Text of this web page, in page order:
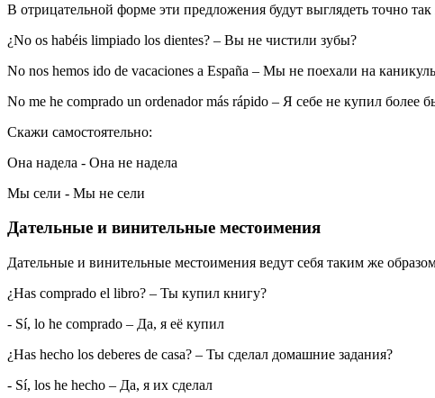
В отрицательной форме эти предложения будут выглядеть точно
¿No os habéis limpiado los dientes? – Вы не чистили зубы?
No nos hemos ido de vacaciones a España – Мы не поехали на
No me he comprado un ordenador más rápido – Я себе не купил более
Скажи самостоятельно:
Она надела - Она не надела
Мы сели - Мы не сели
Дательные и винительные местоимения
Дательные и винительные местоимения ведут себя таким же
¿Has comprado el libro? – Ты купил книгу?
- Sí, lo he comprado – Да, я её купил
¿Has hecho los deberes de casa? – Ты сделал домашние задания?
- Sí, los he hecho – Да, я их сделал